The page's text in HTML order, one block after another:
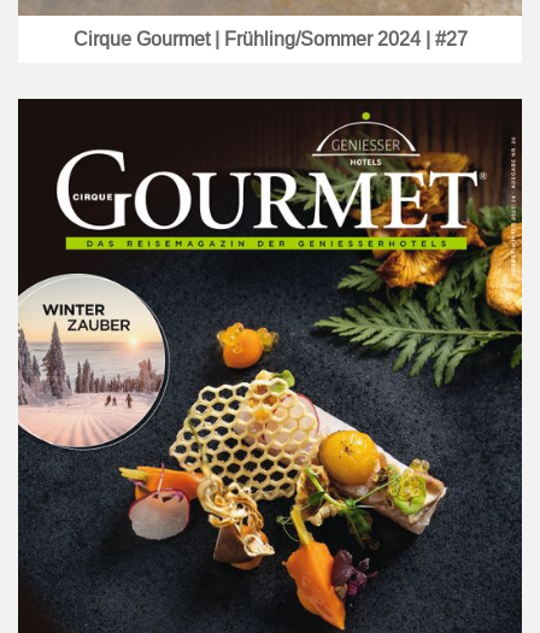
Cirque Gourmet | Frühling/Sommer 2024 | #27